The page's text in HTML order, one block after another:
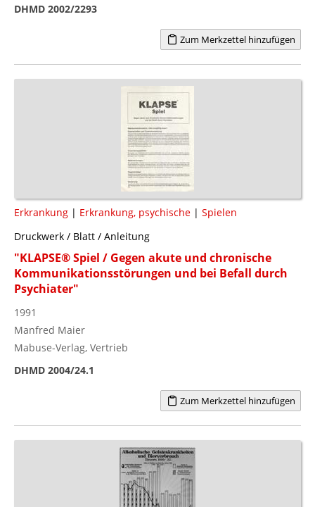
DHMD 2002/2293
Zum Merkzettel hinzufügen
Erkrankung | Erkrankung, psychische | Spielen
Druckwerk / Blatt / Anleitung
"KLAPSE® Spiel / Gegen akute und chronische
Kommunikationsstörungen und bei Befall durch
Psychiater"
1991
Manfred Maier
Mabuse-Verlag, Vertrieb
DHMD 2004/24.1
Zum Merkzettel hinzufügen